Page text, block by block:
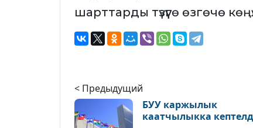
шарттарды түзүүгө өзгөчө
< Предыдущий
БУУ каржылык
каатчылыкка